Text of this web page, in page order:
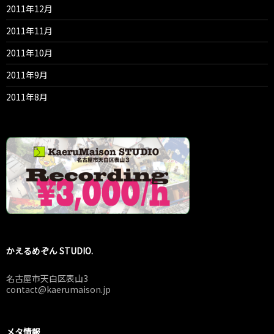
2011年12月
2011年11月
2011年10月
2011年9月
2011年8月
かえるめぞん STUDIO.
名古屋市天白区表山3
contact@kaerumaison.jp
メタ情報